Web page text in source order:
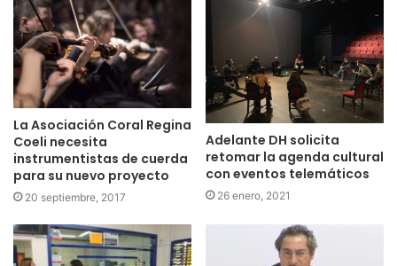
La Asociación Coral Regina
Coeli necesita
instrumentistas de cuerda
para su nuevo proyecto
20 septiembre, 2017
Adelante DH solicita
retomar la agenda cultural
con eventos telemáticos
26 enero, 2021